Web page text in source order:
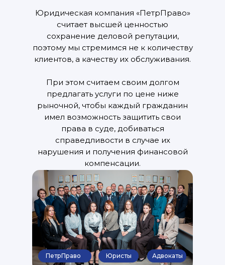
ПетрПраво Юристы Адвокаты
Юридическая компания «ПетрПраво»
считает высшей ценностью
сохранение деловой репутации,
поэтому мы стремимся не к количеству
клиентов, а качеству их обслуживания.
При этом считаем своим долгом
предлагать услуги по цене ниже
рыночной, чтобы каждый гражданин
имел возможность защитить свои
права в суде, добиваться
справедливости в случае их
нарушения и получения финансовой
компенсации.